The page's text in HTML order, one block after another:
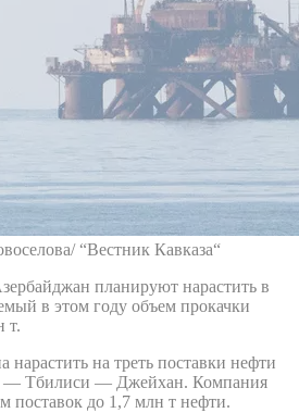
“Вестник Кавказа“
планируют нарастить в
в этом году объем прокачки
т.
на треть поставки нефти
— Тбилиси — Джейхан. Компания
поставок до 1,7 млн т нефти.